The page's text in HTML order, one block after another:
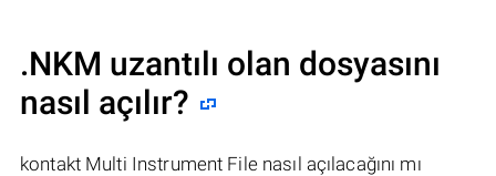
.NKM uzantılı olan dosyasını
nasıl açılır?
kontakt Multi Instrument File nasıl açılacağını mı